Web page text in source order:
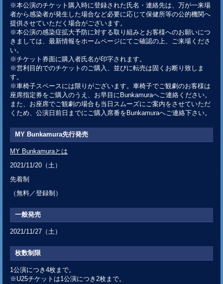
※本公演のチケット購入時に登録された氏名・連絡先は、万が一来場
者から感染者が発生した場合など必要に応じて保健所等の公的機関へ
提供させていただく場合がございます。
※本公演の感染症拡大予防に対する取り組みとお客様へのお願いにつ
きましては、最新情報をホームページにてご確認の上、ご来場くださ
い。
※チケット券面に購入者氏名が印字されます。
※営利目的でのチケットのご購入、並びに転売は固くお断り致しま
す。
※車椅子スペースには限りがございます。車椅子でご観劇のお客様は
座席指定券をご購入のうえ、お早目にBunkamuraへご連絡ください。
また、お座席でご観劇の場合も当日スムーズにご案内をさせていただ
くため、公演日前日までにご購入席番をBunkamuraへご連絡下さい。
MY Bunkamura先行発売
MY Bunkamuraとは
2021/11/20（土）
先着制
（無料／登録制）
一般発売
2021/11/27（土）
枚数制限
1公演につき4枚まで。
※U25チケットは1公演につき2枚まで。